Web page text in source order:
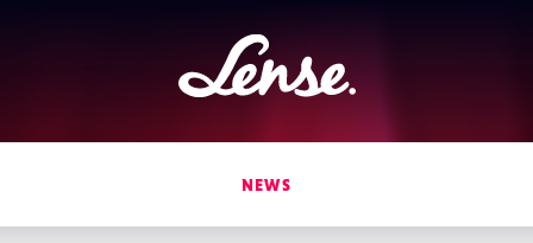
Lense
NEWS